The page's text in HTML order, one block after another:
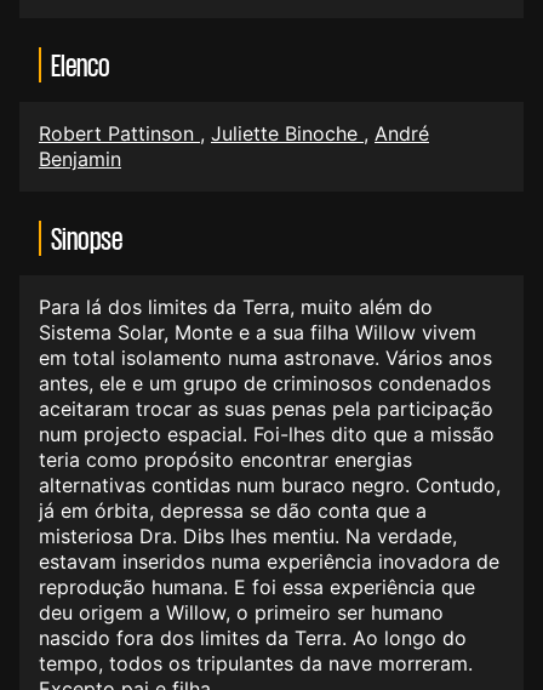
Elenco
Robert Pattinson , Juliette Binoche , André
Benjamin
Sinopse
Para lá dos limites da Terra, muito além do
Sistema Solar, Monte e a sua filha Willow vivem
em total isolamento numa astronave. Vários anos
antes, ele e um grupo de criminosos condenados
aceitaram trocar as suas penas pela participação
num projecto espacial. Foi-lhes dito que a missão
teria como propósito encontrar energias
alternativas contidas num buraco negro. Contudo,
já em órbita, depressa se dão conta que a
misteriosa Dra. Dibs lhes mentiu. Na verdade,
estavam inseridos numa experiência inovadora de
reprodução humana. E foi essa experiência que
deu origem a Willow, o primeiro ser humano
nascido fora dos limites da Terra. Ao longo do
tempo, todos os tripulantes da nave morreram.